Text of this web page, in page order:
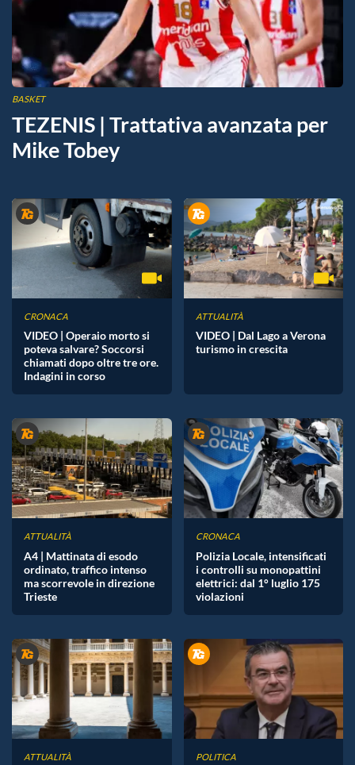
BASKET
TEZENIS | Trattativa avanzata per
Mike Tobey
CRONACA
VIDEO | Operaio morto si
poteva salvare? Soccorsi
chiamati dopo oltre tre ore.
Indagini in corso
ATTUALITÀ
VIDEO | Dal Lago a Verona
turismo in crescita
ATTUALITÀ
A4 | Mattinata di esodo
ordinato, traffico intenso
ma scorrevole in direzione
Trieste
CRONACA
Polizia Locale, intensificati
i controlli su monopattini
elettrici: dal 1° luglio 175
violazioni
ATTUALITÀ POLITICA